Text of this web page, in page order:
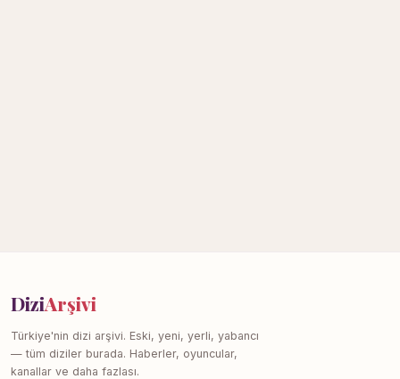
DiziArşivi
Türkiye'nin dizi arşivi. Eski, yeni, yerli, yabancı
— tüm diziler burada. Haberler, oyuncular,
kanallar ve daha fazlası.